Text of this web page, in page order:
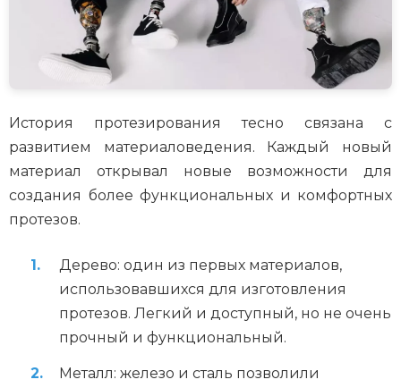
История протезирования тесно связана с
развитием материаловедения. Каждый новый
материал открывал новые возможности для
создания более функциональных и комфортных
протезов.
Дерево: один из первых материалов,
использовавшихся для изготовления
протезов. Легкий и доступный, но не очень
прочный и функциональный.
Металл: железо и сталь позволили